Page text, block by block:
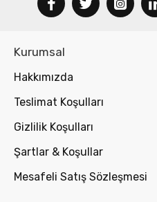
Kurumsal
Hakkımızda
Teslimat Koşulları
Gizlilik Koşulları
Şartlar & Koşullar
Mesafeli Satış Sözleşmesi